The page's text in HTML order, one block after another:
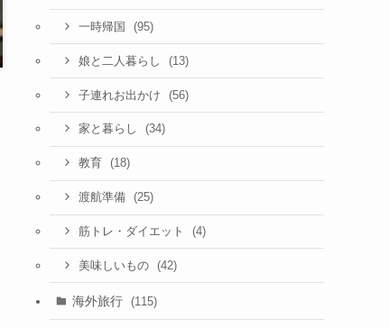
一時帰国 (95)
娘と二人暮らし (13)
子連れお出かけ (56)
家と暮らし (34)
教育 (18)
渡航準備 (25)
筋トレ・ダイエット (4)
美味しいもの (42)
海外旅行 (115)